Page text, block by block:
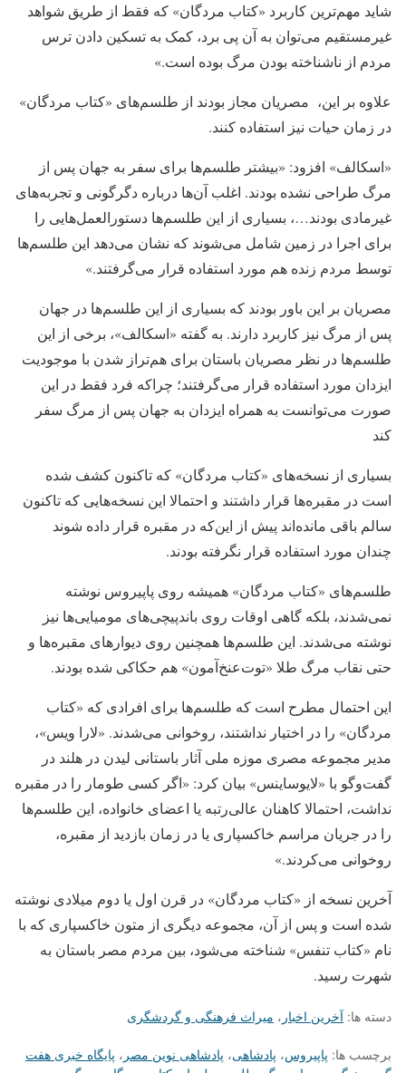
شاید مهم‌ترین کاربرد «کتاب مردگان» که فقط از طریق شواهد
غیرمستقیم می‌توان به آن پی برد، کمک به تسکین دادن ترس
مردم از ناشناخته بودن مرگ بوده است.»
علاوه‌ بر این، مصریان مجاز بودند از طلسم‌های «کتاب مردگان»
در زمان حیات نیز استفاده کنند.
«اسکالف» افزود: «بیشتر طلسم‌ها برای سفر به جهان پس از
مرگ طراحی نشده بودند. اغلب آن‌ها درباره دگرگونی و تجربه‌های
غیرمادی بودند…، بسیاری از این طلسم‌ها دستورالعمل‌هایی را
برای اجرا در زمین شامل می‌شوند که نشان می‌دهد این طلسم‌ها
توسط مردم زنده هم مورد استفاده قرار می‌گرفتند.»
مصریان بر این باور بودند که بسیاری از این طلسم‌ها در جهان
پس از مرگ نیز کاربرد دارند. به گفته «اسکالف»، برخی از این
طلسم‌ها در نظر مصریان باستان برای هم‌تراز شدن با موجودیت
ایزدان مورد استفاده قرار می‌گرفتند؛ چراکه فرد فقط در این
صورت می‌توانست به همراه ایزدان به جهان پس از مرگ سفر
کند
بسیاری از نسخه‌های «کتاب مردگان» که تاکنون کشف شده
است در مقبره‌ها قرار داشتند و احتمالا این نسخه‌هایی که تاکنون
سالم باقی مانده‌اند پیش از این‌که در مقبره قرار داده شوند
چندان مورد استفاده قرار نگرفته بودند.
طلسم‌های «کتاب مردگان» همیشه روی پاپیروس نوشته
نمی‌شدند، بلکه گاهی اوقات روی باندپیچی‌های مومیایی‌ها نیز
نوشته می‌شدند. این طلسم‌ها همچنین روی دیوارهای مقبره‌ها و
حتی نقاب مرگ طلا «توت‌عنخ‌آمون» هم حکاکی شده بودند.
این احتمال مطرح است که طلسم‌ها برای افرادی که «کتاب
مردگان» را در اختیار نداشتند، روخوانی می‌شدند. «لارا ویس»،
مدیر مجموعه مصری موزه ملی آثار باستانی لیدن در هلند در
گفت‌وگو با «لایوساینس» بیان کرد: «اگر کسی طومار را در مقبره
نداشت، احتمالا کاهنان عالی‌رتبه یا اعضای خانواده، این طلسم‌ها
را در جریان مراسم خاکسپاری یا در زمان بازدید از مقبره،
روخوانی می‌کردند.»
آخرین نسخه از «کتاب مردگان» در قرن اول یا دوم میلادی نوشته
شده است و پس از آن، مجموعه دیگری از متون خاکسپاری که با
نام «کتاب تنفس» شناخته می‌شود، بین مردم مصر باستان به
شهرت رسید.
دسته ها: آخرین اخبار ، میراث فرهنگی و گردشگری
برچسب ها: پاپیروس، پادشاهی، پادشاهی نوین مصر ، پایگاه خبری هفت